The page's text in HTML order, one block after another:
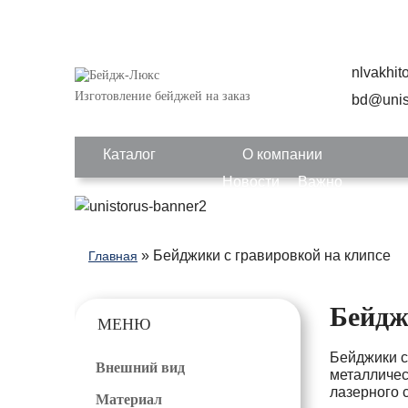
Изготовление бейджей на заказ
Каталог
О компании
Новости
Важно
Главная » Бейджики с гравировкой на клипсе
МЕНЮ
Внешний вид
Материал
Бейджики
лазерного